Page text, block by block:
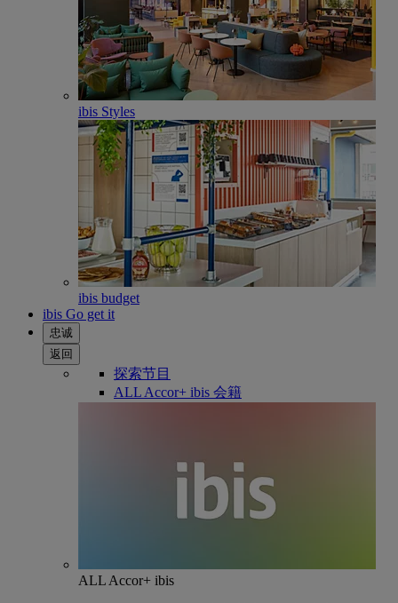
ibis Styles
ibis budget
ibis Go get it
忠诚
返回
探索节目
ALL Accor+ ibis 会籍
ALL Accor+ ibis